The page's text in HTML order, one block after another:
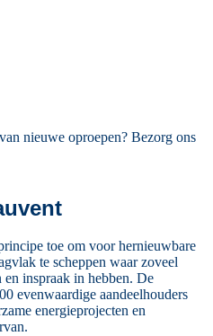
nieuwe oproepen? Bezorg ons
toe om voor hernieuwbare
te scheppen waar zoveel
en inspraak in hebben. De
evenwaardige aandeelhouders
energieprojecten en